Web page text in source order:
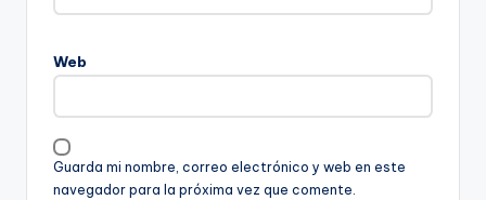
Web
Guarda mi nombre, correo electrónico y web en este
navegador para la próxima vez que comente.